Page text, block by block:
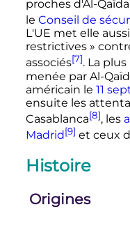
proches d'Al-
le Conseil de
L'UE met elle
restrictives »
associés[7]. La
menée par Al-
américain le 11
ensuite les
Casablanca[8], les
Madrid[9] et ceux
Histoire
Origines